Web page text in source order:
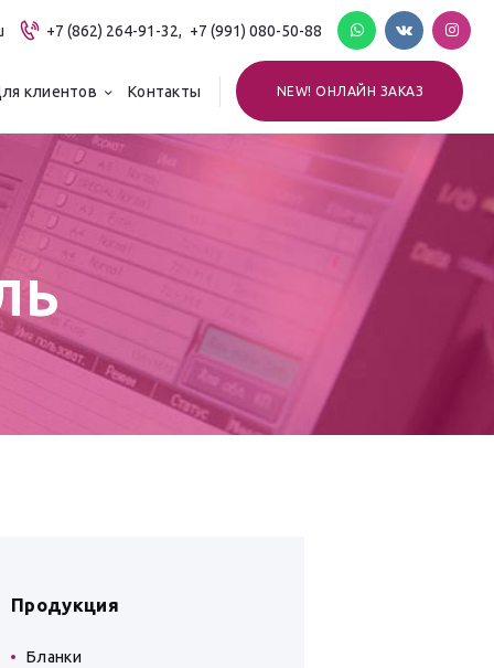
+7 (862) 264-91-32, +7 (991) 080-50-88
клиентов Контакты NEW! ОНЛАЙН ЗАКАЗ
Продукция
Бланки